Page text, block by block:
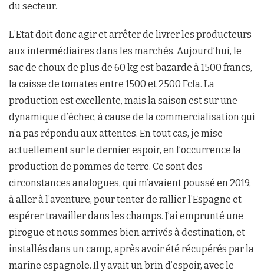
du secteur.
L’Etat doit donc agir et arrêter de livrer les producteurs
aux intermédiaires dans les marchés. Aujourd’hui, le
sac de choux de plus de 60 kg est bazarde à 1500 francs,
la caisse de tomates entre 1500 et 2500 Fcfa. La
production est excellente, mais la saison est sur une
dynamique d’échec, à cause de la commercialisation qui
n’a pas répondu aux attentes. En tout cas, je mise
actuellement sur le dernier espoir, en l’occurrence la
production de pommes de terre. Ce sont des
circonstances analogues, qui m’avaient poussé en 2019,
à aller à l’aventure, pour tenter de rallier l’Espagne et
espérer travailler dans les champs. J’ai emprunté une
pirogue et nous sommes bien arrivés à destination, et
installés dans un camp, après avoir été récupérés par la
marine espagnole. Il y avait un brin d’espoir, avec le